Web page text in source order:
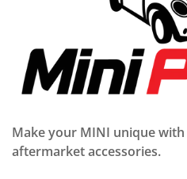
Make your MINI unique
aftermarket accessories.